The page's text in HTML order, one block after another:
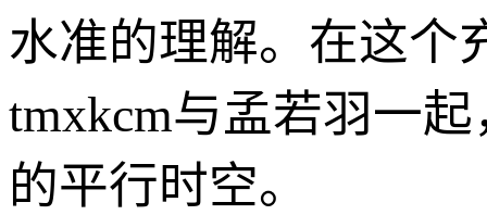
水准的理解。在这个
tmxkcm与孟若羽一
的平行时空。